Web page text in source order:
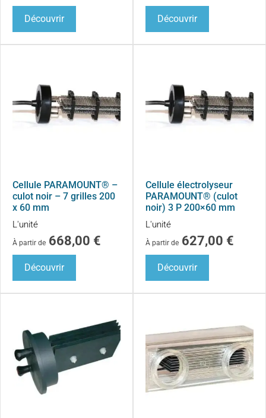
Découvrir Découvrir
Cellule PARAMOUNT® –
culot noir – 7 grilles 200
x 60 mm
L'unité
À partir de 668,00 €
Découvrir
Cellule électrolyseur
PARAMOUNT® (culot
noir) 3 P 200×60 mm
L'unité
À partir de 627,00 €
Découvrir